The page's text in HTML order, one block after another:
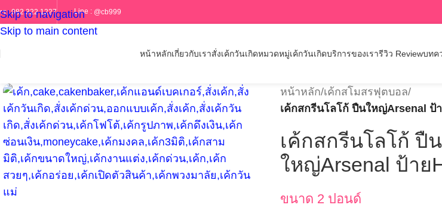
Skip to navigation
Skip to main content
ร : 082 322 1227 Line : @cb999
หน้าหลักเกี่ยวกับเราสั่งเค้กวันเกิดหมวดหมู่เค้กวันเกิดบริการของเรารีวิว Reviewบทค
หน้าหลัก/เค้กสโมสรฟุตบอล/
เค้กสกรีนโลโก้ ปืนใหญ่Arsenal ป้
เค้กสกรีนโลโก้ ปืน
ใหญ่Arsenal ป้าย
ขนาด 2 ปอนด์